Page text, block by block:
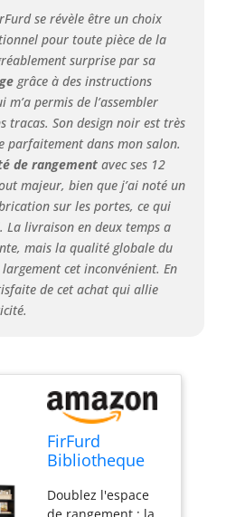
fabriquée en
panneaux de
particules de
haute qualité. Les
panneaux de 1,5
cm d'épaisseur
permettent une
capacité de charge
allant jusqu'à 20 kg
par compartiment.
De plus, la base
renforcée confère
à la bibliotheque
noire une plus
grande stabilité et
une meilleure
nous vous
recommandons de
fixer la
bibliotheque
etagere rangement
au mur à l'aide du
dispositif anti-
basculement
se révèle être un choix
pour toute pièce de la
surprise par sa
grâce à des instructions
m’a permis de l’assembler
tracas. Son design noir est très
parfaitement dans mon salon.
de rangementavec ses 12
majeur, bien que j’ai noté un
sur les portes, ce qui
La livraison en deux temps a
mais la qualité globale du
cet inconvénient. En
de cet achat qui allie
FirFurd
Bibliotheque
Rangement
Doublez l'espace